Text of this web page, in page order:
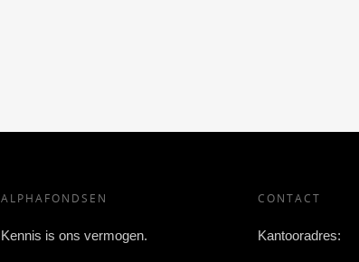
ALPHAFONDSEN
Kennis is ons vermogen.
CONTACT
Kantooradres: